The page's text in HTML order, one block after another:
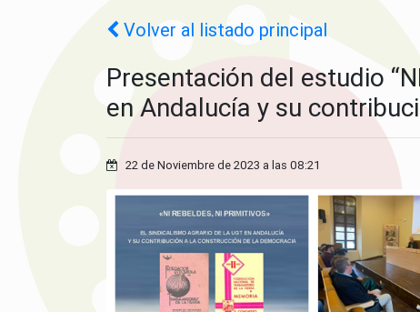
Volver al listado principal
Presentación del estudio
en Andalucía y su
22 de Noviembre de 2023 a las 08:21